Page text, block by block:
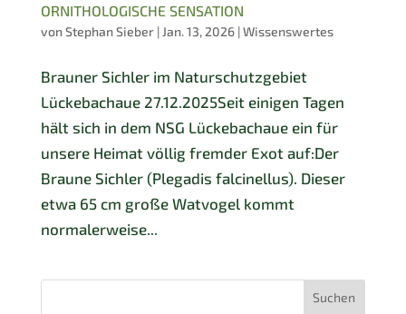
ORNITHOLOGISCHE SENSATION
vonStephan Sieber| Jan. 13, 2026|Wissenswertes
Brauner Sichler im Naturschutzgebiet
Lückebachaue 27.12.2025Seit einigen Tagen
hält sich in dem NSG Lückebachaue ein für
unsere Heimat völlig fremder Exot auf:Der
Braune Sichler (Plegadis falcinellus). Dieser
etwa 65 cm große Watvogel kommt
normalerweise...
Suchen